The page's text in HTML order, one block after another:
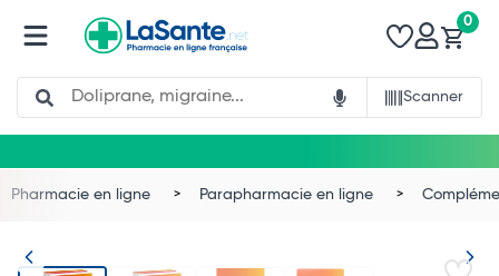
Search
Scanner
0
Pharmacie en ligne Parapharmacie en ligne